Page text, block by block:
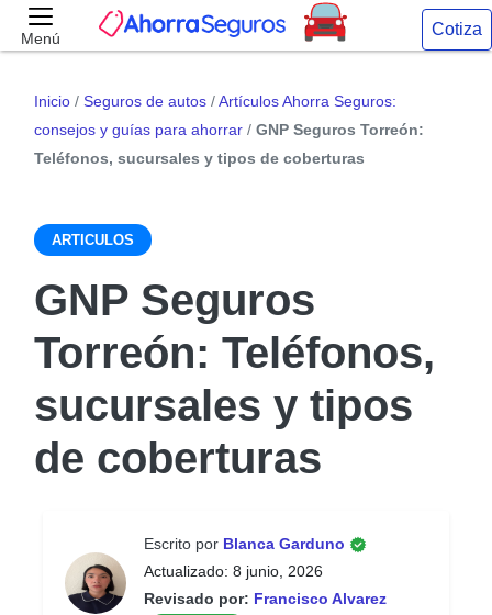
Menú Cotiza
Inicio / Seguros de autos /Artículos Ahorra Seguros:
consejos y guías para ahorrar / GNP Seguros Torreón:
Teléfonos, sucursales y tipos de coberturas
ARTICULOS
GNP Seguros
Torreón: Teléfonos,
sucursales y tipos
de coberturas
Escrito por Blanca Garduno
Actualizado: 8 junio, 2026
Revisado por: Francisco Alvarez